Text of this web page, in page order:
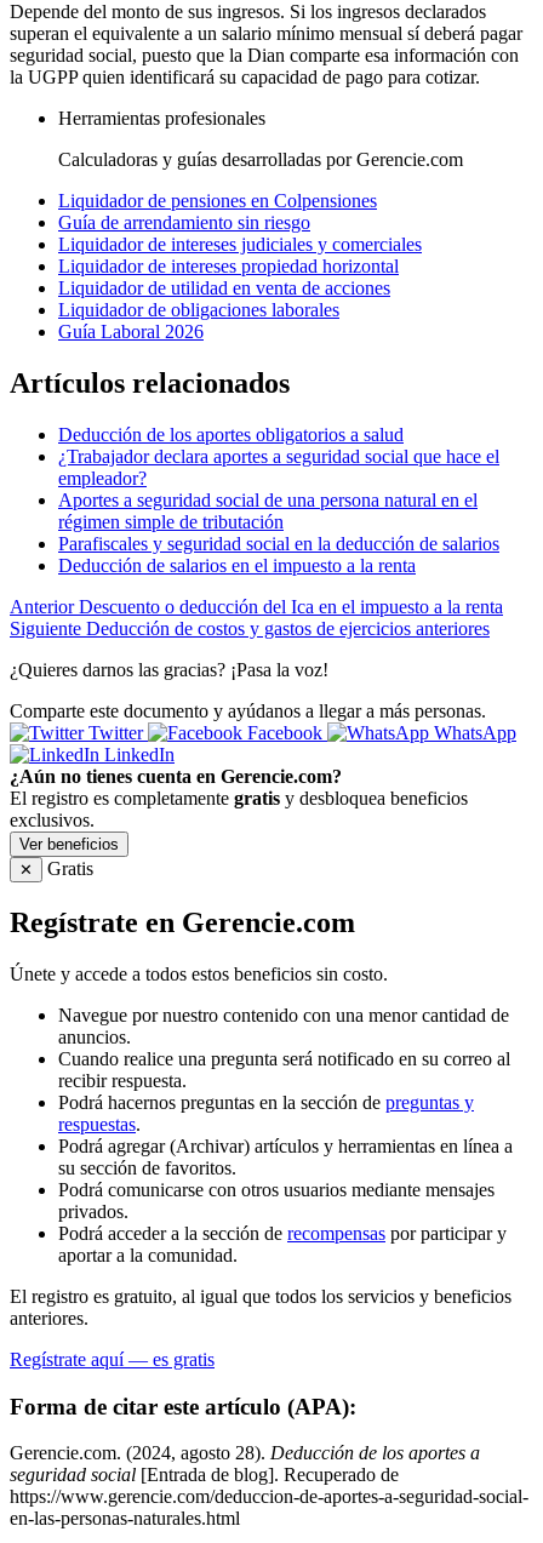
Depende del monto de sus ingresos. Si los ingresos declarados
superan el equivalente a un salario mínimo mensual sí deberá pagar
seguridad social, puesto que la Dian comparte esa información con
la UGPP quien identificará su capacidad de pago para cotizar.
Herramientas profesionales
Calculadoras y guías desarrolladas por Gerencie.com
Liquidador de pensiones en Colpensiones
Guía de arrendamiento sin riesgo
Liquidador de intereses judiciales y comerciales
Liquidador de intereses propiedad horizontal
Liquidador de utilidad en venta de acciones
Liquidador de obligaciones laborales
Guía Laboral 2026
Artículos relacionados
Deducción de los aportes obligatorios a salud
¿Trabajador declara aportes a seguridad social que hace el
empleador?
Aportes a seguridad social de una persona natural en el
régimen simple de tributación
Parafiscales y seguridad social en la deducción de salarios
Deducción de salarios en el impuesto a la renta
Anterior Descuento o deducción del Ica en el impuesto a la renta
Siguiente Deducción de costos y gastos de ejercicios anteriores
¿Quieres darnos las gracias? ¡Pasa la voz!
Comparte este documento y ayúdanos a llegar a más personas.
Twitter
Facebook
WhatsApp
LinkedIn
¿Aún no tienes cuenta en Gerencie.com?
El registro es completamente gratis y desbloquea beneficios
exclusivos.
Ver beneficios
✕
Gratis
Regístrate en Gerencie.com
Únete y accede a todos estos beneficios sin costo.
Navegue por nuestro contenido con una menor cantidad de
anuncios.
Cuando realice una pregunta será notificado en su correo al
recibir respuesta.
Podrá hacernos preguntas en la sección de preguntas y
respuestas.
Podrá agregar (Archivar) artículos y herramientas en línea a
su sección de favoritos.
Podrá comunicarse con otros usuarios mediante mensajes
privados.
Podrá acceder a la sección de recompensas por participar y
aportar a la comunidad.
El registro es gratuito, al igual que todos los servicios y beneficios
anteriores.
Regístrate aquí — es gratis
Forma de citar este artículo (APA):
Gerencie.com. (2024, agosto 28). Deducción de los aportes a
seguridad social [Entrada de blog]. Recuperado de
https://www.gerencie.com/deduccion-de-aportes-a-seguridad-social-
en-las-personas-naturales.html